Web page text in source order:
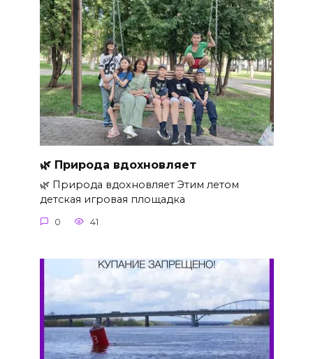
🌿 Природа вдохновляет
🌿 Природа вдохновляет Этим летом
детская игровая площадка
0 41